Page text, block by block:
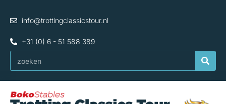
naar
inhoud
info@trottingclassicstour.nl
+31 (0) 6 - 51 588 389
Zoeken